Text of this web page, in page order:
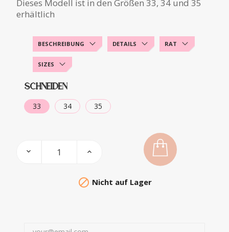
Dieses Modell ist in den Größen 33, 34 und 35
erhältlich
BESCHREIBUNG DETAILS RAT
SIZES
SCHNEIDEN
33 34 35
 Nicht auf Lager